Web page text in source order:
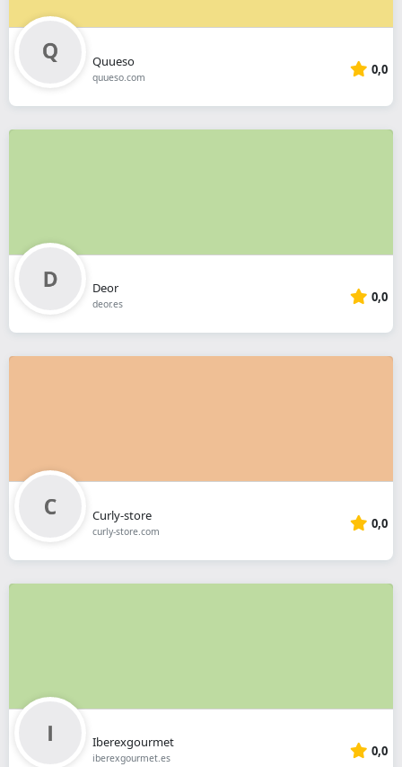
Quueso
quueso.com 0,0
Deor
deor.es 0,0
Curly-store
curly-store.com 0,0
Iberexgourmet
iberexgourmet.es 0,0